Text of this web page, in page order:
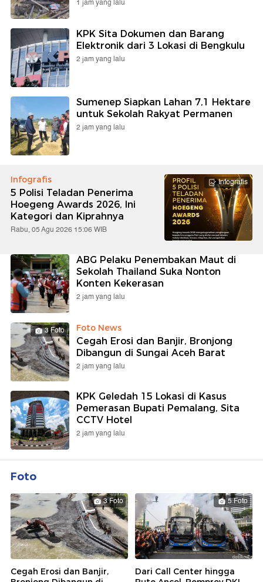
1 jam yang lalu
KPK Sita Dokumen dan Barang
Elektronik dari 3 Lokasi di Bengkulu
2 jam yang lalu
Sumenep Siapkan Lahan 7,1 Hektare
untuk Sekolah Rakyat Permanen
2 jam yang lalu
Infografis
Infografis
5 Polisi Teladan Penerima
Hoegeng Awards 2026, Ini
Kategori dan Kiprahnya
Rabu, 05 Agu 2026 15:06 WIB
ABG Pelaku Penembakan Maut di
Sekolah Thailand Suka Nonton
Konten Kekerasan
2 jam yang lalu
3 Foto Foto News
Cegah Erosi dan Banjir, Bronjong
Dibangun di Sungai Aceh Barat
2 jam yang lalu
KPK Geledah 15 Lokasi di Kasus
Pemerasan Bupati Pemalang, Sita
CCTV Hotel
2 jam yang lalu
Foto
3 Foto
Cegah Erosi dan Banjir,
5 Foto
Dari Call Center hingga